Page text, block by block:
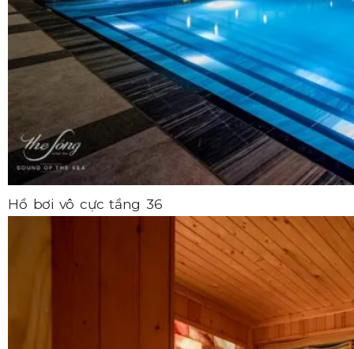
Hồ bơi vô cực tầng 36